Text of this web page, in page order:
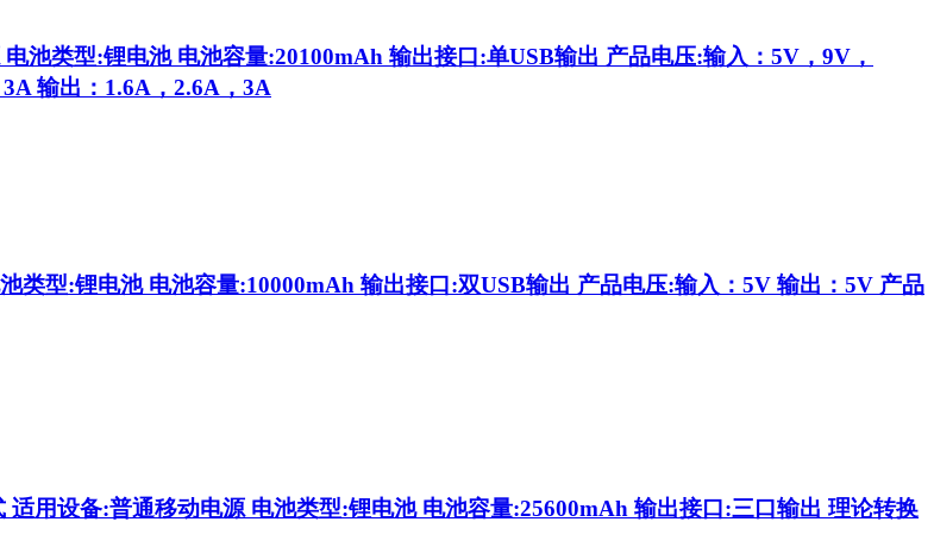
池类型:锂电池 电池容量:20100mAh 输出接口:单USB输出 产品电压:输入：5V，9V，
输出：1.6A，2.6A，3A
类型:锂电池 电池容量:10000mAh 输出接口:双USB输出 产品电压:输入：5V 输出：5V 产品
适用设备:普通移动电源 电池类型:锂电池 电池容量:25600mAh 输出接口:三口输出 理论转换